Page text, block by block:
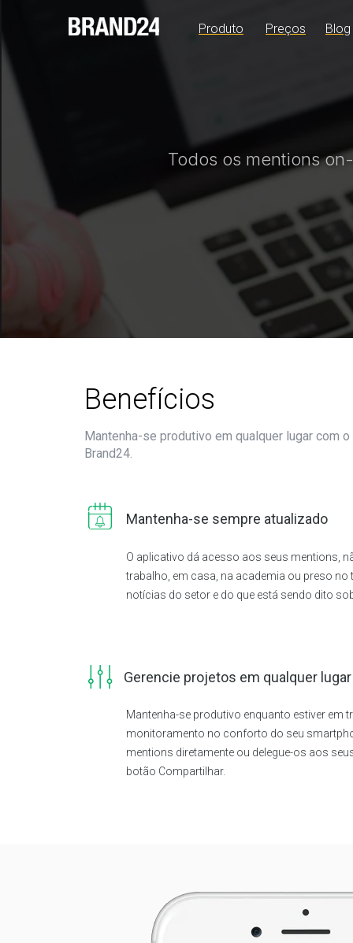
O aplicativo dá acesso aos seus mentions,
trabalho, em casa, na academia ou preso no
notícias do setor e do que está sendo dito
Mantenha-se produtivo enquanto estiver em
monitoramento no conforto do seu
mentions diretamente ou delegue-os aos
botão Compartilhar.
Todos os mentions
Mantenha-se sempre atualizado
Gerencie projetos em qualquer lugar
Mantenha-se produtivo em qualquer lugar com
Brand24.
Produto Preços Blog
Benefícios